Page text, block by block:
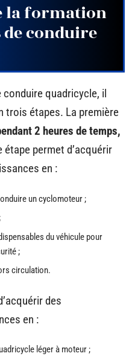
la formation
conduire
conduire quadricycle, il
trois étapes. La première
2 heures de temps,
étape permet d’acquérir
en :
un cyclomoteur ;
du véhicule pour
;
circulation.
des
en :
léger à moteur ;